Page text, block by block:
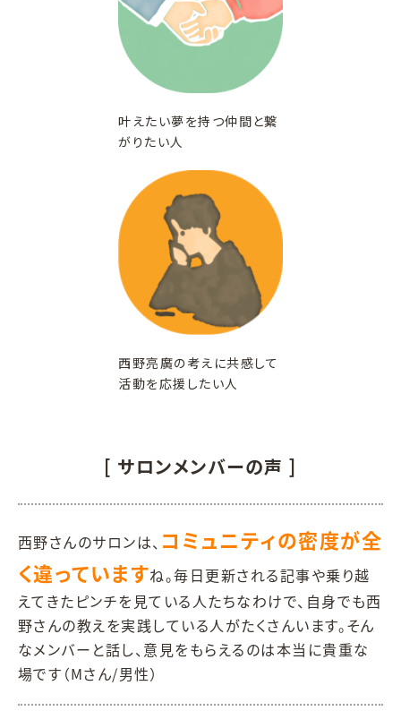
叶えたい夢を持つ仲間と繋
がりたい人
西野亮廣の考えに共感して
活動を応援したい人
[ サロンメンバーの声 ]
西野さんのサロンは、 コミュニティの密度が全
く違っていますね。毎日更新される記事や乗り越
えてきたピンチを見ている人たちなわけで、自身でも西
野さんの教えを実践している人がたくさんいます。そん
なメンバーと話し、意見をもらえるのは本当に貴重な
場です（Mさん/男性）